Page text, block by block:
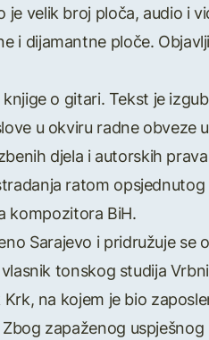
velik broj ploča, audio i
i dijamantne ploče.
o gitari. Tekst je
u okviru radne obveze
djela i autorskih
ratom
kompozitora BiH.
Sarajevo i pridružuje se
tonskog studija
na kojem je bio
zapaženog uspješnog